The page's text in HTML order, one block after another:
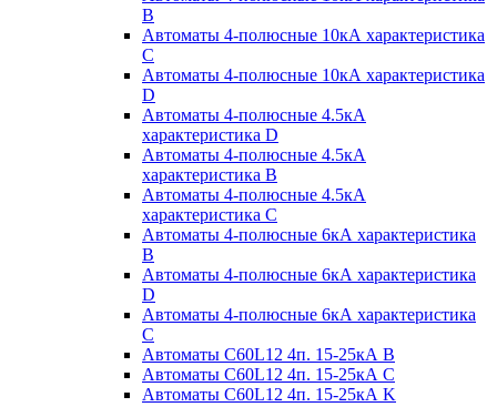
B
Автоматы 4-полюсные 10кА характеристика
C
Автоматы 4-полюсные 10кА характеристика
D
Автоматы 4-полюсные 4.5кА
характеристика D
Автоматы 4-полюсные 4.5кА
характеристика В
Автоматы 4-полюсные 4.5кА
характеристика С
Автоматы 4-полюсные 6кА характеристика
B
Автоматы 4-полюсные 6кА характеристика
D
Автоматы 4-полюсные 6кА характеристика
С
Автоматы C60L12 4п. 15-25кА B
Автоматы C60L12 4п. 15-25кА C
Автоматы C60L12 4п. 15-25кА K